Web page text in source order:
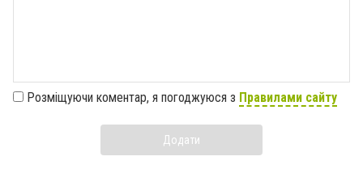
Розміщуючи коментар, я погоджуюся з Правилами сайту
Додати